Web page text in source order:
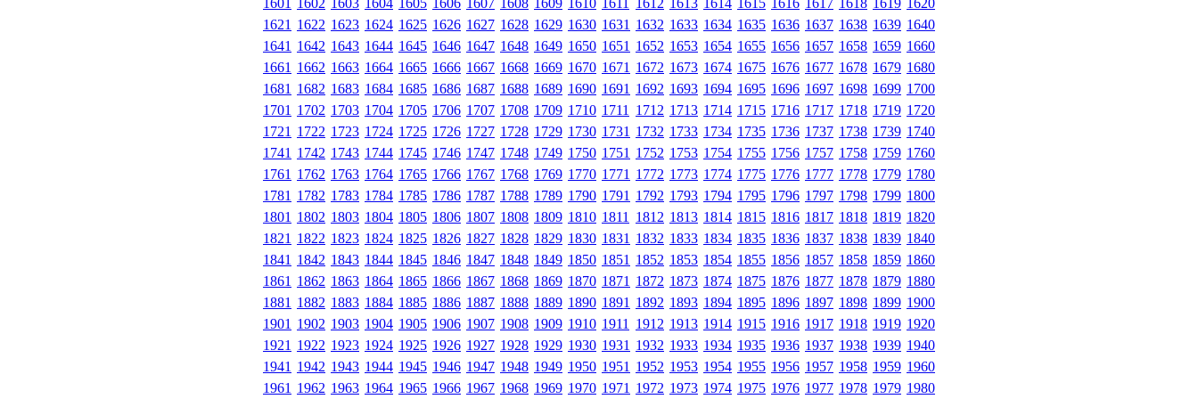
1601 1602 1603 1604 1605 1606 1607 1608 1609 1610 1611 1612 1613 1614 1615 1616 1617 1618 1619
1620
1621 1622 1623 1624 1625 1626 1627 1628 1629 1630 1631 1632 1633 1634 1635 1636 1637 1638 1639 1640
1641 1642 1643 1644 1645 1646 1647 1648 1649 1650 1651 1652 1653 1654 1655 1656 1657 1658 1659 1660
1661 1662 1663 1664 1665 1666 1667 1668 1669 1670 1671 1672 1673 1674 1675 1676 1677 1678 1679 1680
1681 1682 1683 1684 1685 1686 1687 1688 1689 1690 1691 1692 1693 1694 1695 1696 1697 1698 1699 1700
1701 1702 1703 1704 1705 1706 1707 1708 1709 1710 1711 1712 1713 1714 1715 1716 1717 1718 1719 1720
1721 1722 1723 1724 1725 1726 1727 1728 1729 1730 1731 1732 1733 1734 1735 1736 1737 1738 1739 1740
1741 1742 1743 1744 1745 1746 1747 1748 1749 1750 1751 1752 1753 1754 1755 1756 1757 1758 1759 1760
1761 1762 1763 1764 1765 1766 1767 1768 1769 1770 1771 1772 1773 1774 1775 1776 1777 1778 1779 1780
1781 1782 1783 1784 1785 1786 1787 1788 1789 1790 1791 1792 1793 1794 1795 1796 1797 1798 1799 1800
1801 1802 1803 1804 1805 1806 1807 1808 1809 1810 1811 1812 1813 1814 1815 1816 1817 1818 1819 1820
1821 1822 1823 1824 1825 1826 1827 1828 1829 1830 1831 1832 1833 1834 1835 1836 1837 1838 1839 1840
1841 1842 1843 1844 1845 1846 1847 1848 1849 1850 1851 1852 1853 1854 1855 1856 1857 1858 1859 1860
1861 1862 1863 1864 1865 1866 1867 1868 1869 1870 1871 1872 1873 1874 1875 1876 1877 1878 1879 1880
1881 1882 1883 1884 1885 1886 1887 1888 1889 1890 1891 1892 1893 1894 1895 1896 1897 1898 1899 1900
1901 1902 1903 1904 1905 1906 1907 1908 1909 1910 1911 1912 1913 1914 1915 1916 1917 1918 1919 1920
1921 1922 1923 1924 1925 1926 1927 1928 1929 1930 1931 1932 1933 1934 1935 1936 1937 1938 1939 1940
1941 1942 1943 1944 1945 1946 1947 1948 1949 1950 1951 1952 1953 1954 1955 1956 1957 1958 1959 1960
1961 1962 1963 1964 1965 1966 1967 1968 1969 1970 1971 1972 1973 1974 1975 1976 1977 1978 1979 1980